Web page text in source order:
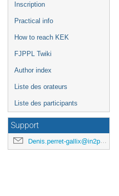
Inscription
Practical info
How to reach KEK
FJPPL Twiki
Author index
Liste des orateurs
Liste des participants
Support
Denis.perret-gallix@in2p3.fr